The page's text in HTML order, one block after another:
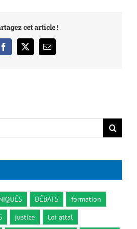
cet article !
Facebook
X Email
DÉBATS
formation
justice
Loi attal